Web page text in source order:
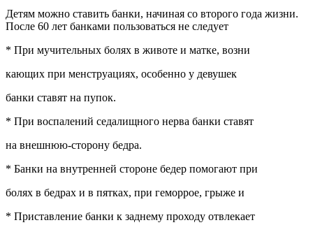
Детям можно ставить банки, начиная со второго года жизни.
После 60 лет банками пользоваться не следует
* При мучительных болях в животе и матке, возни
кающих при менструациях, особенно у девушек
банки ставят на пупок.
* При воспалений седалищного нерва банки ставят
на внешнюю-сторону бедра.
* Банки на внутренней стороне бедер помогают при
болях в бедрах и в пятках, при геморрое, грыже и
* Приставление банки к заднему проходу отвлекает